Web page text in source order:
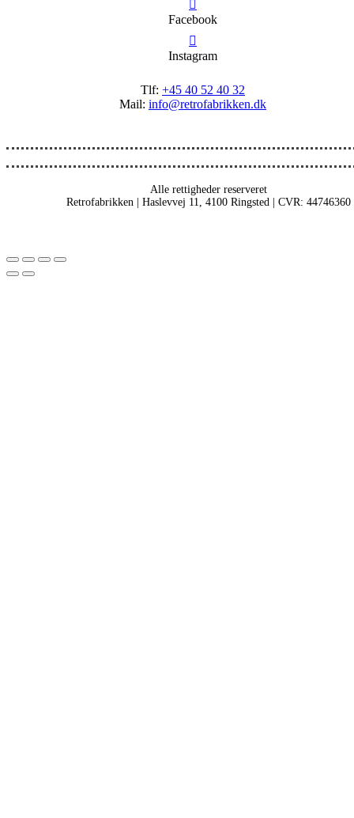
Facebook
Instagram
Tlf: +45 40 52 40 32
Mail: info@retrofabrikken.dk
Alle rettigheder reserveret
Retrofabrikken | Haslevvej 11, 4100 Ringsted | CVR: 44746360